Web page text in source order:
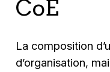
CoE
La composition
d’organisation,